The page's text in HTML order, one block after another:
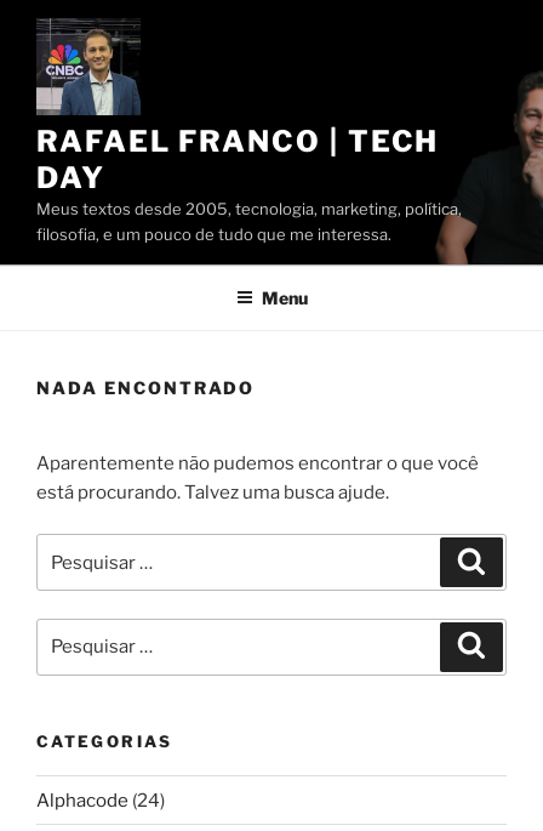
Pular
conteúdo
RAFAEL FRANCO | TECH
DAY
Meus textos desde 2005, tecnologia, marketing, política,
filosofia, e um pouco de tudo que me interessa.
Menu
NADA ENCONTRADO
Aparentemente não pudemos encontrar o que você
está procurando. Talvez uma busca ajude.
por:
por:
CATEGORIAS
Alphacode (24)